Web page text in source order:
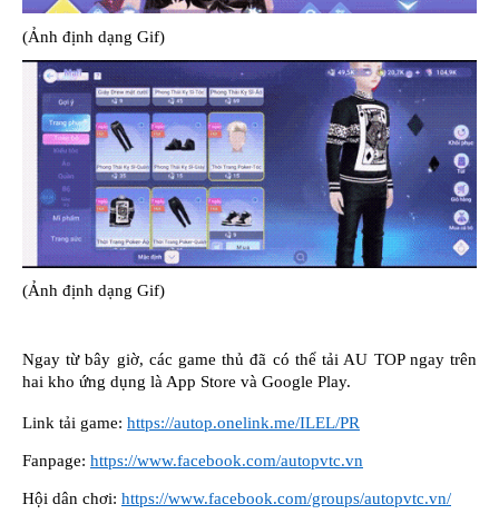
(Ảnh định dạng Gif)
(Ảnh định dạng Gif)
Ngay từ bây giờ, các game thủ đã có thể tải AU TOP ngay trên
hai kho ứng dụng là App Store và Google Play.
Link tải game: https://autop.onelink.me/ILEL/PR
Fanpage: https://www.facebook.com/autopvtc.vn
Hội dân chơi: https://www.facebook.com/groups/autopvtc.vn/